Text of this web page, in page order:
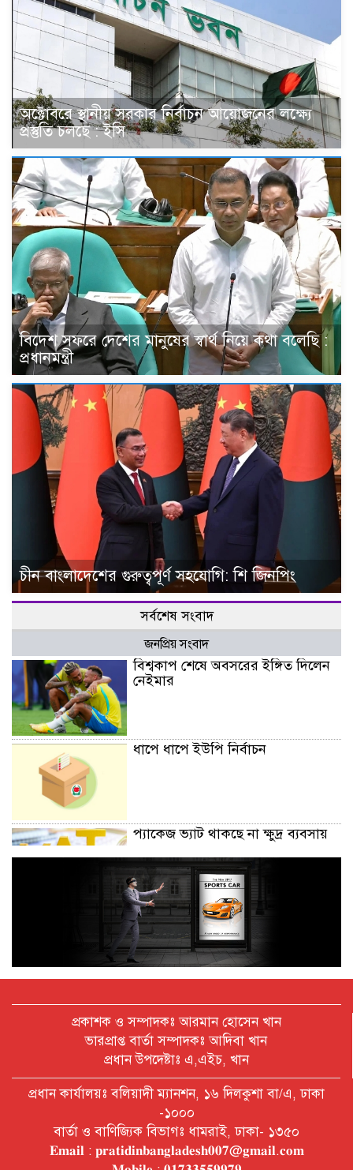
অক্টোবরে স্থানীয় সরকার নির্বাচন আয়োজনের লক্ষ্যে
প্রস্তুতি চলছে : ইসি
বিদেশ সফরে দেশের মানুষের স্বার্থ নিয়ে কথা বলেছি :
প্রধানমন্ত্রী
চীন বাংলাদেশের গুরুত্বপূর্ণ সহযোগি: শি জিনপিং
সর্বশেষ সংবাদ
জনপ্রিয় সংবাদ
বিশ্বকাপ শেষে অবসরের ইঙ্গিত দিলেন
নেইমার
ধাপে ধাপে ইউপি নির্বাচন
প্যাকেজ ভ্যাট থাকছে না ক্ষুদ্র ব্যবসায়
অক্টোবরে স্থানীয় সরকার নির্বাচন
আয়োজনের লক্ষ্যে প্রস্তুতি চলছে : ইসি
বিদেশ সফরে দেশের মানুষের স্বার্থ নিয়ে
কথা বলেছি : প্রধানমন্ত্রী
চীন বাংলাদেশের গুরুত্বপূর্ণ সহযোগি:
শি জিনপিং
প্রকাশক ও সম্পাদকঃ আরমান হোসেন খান
ভারপ্রাপ্ত বার্তা সম্পাদকঃ আদিবা খান
প্রধান উপদেষ্টাঃ এ,এইচ, খান
প্রধান কার্যালয়ঃ বলিয়াদী ম্যানশন, ১৬ দিলকুশা বা/এ, ঢাকা
-১০০০
বার্তা ও বাণিজ্যিক বিভাগঃ ধামরাই, ঢাকা- ১৩৫০
𝐄𝐦𝐚𝐢𝐥 : 𝐩𝐫𝐚𝐭𝐢𝐝𝐢𝐧𝐛𝐚𝐧𝐠𝐥𝐚𝐝𝐞𝐬𝐡𝟎𝟎𝟕@𝐠𝐦𝐚𝐢𝐥.𝐜𝐨𝐦